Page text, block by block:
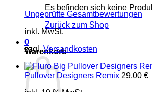
Es befinden sich keine
Zurück zum Shop
0
Warenkorb
Ungeprüfte Gesamtbewertungen
inkl. MwSt.
zzgl.Versandkosten
Pullover Designers Remix 29,00 €